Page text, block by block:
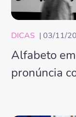
DICAS | 03/11/
Alfabeto
pronúncia